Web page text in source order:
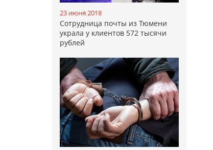
23 июня 2018
Сотрудница почты из Тюмени
украла у клиентов 572 тысячи
рублей